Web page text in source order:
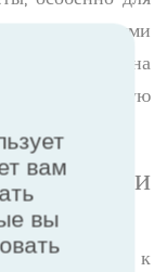
ограниченными
не только на
и
к
вам
вы